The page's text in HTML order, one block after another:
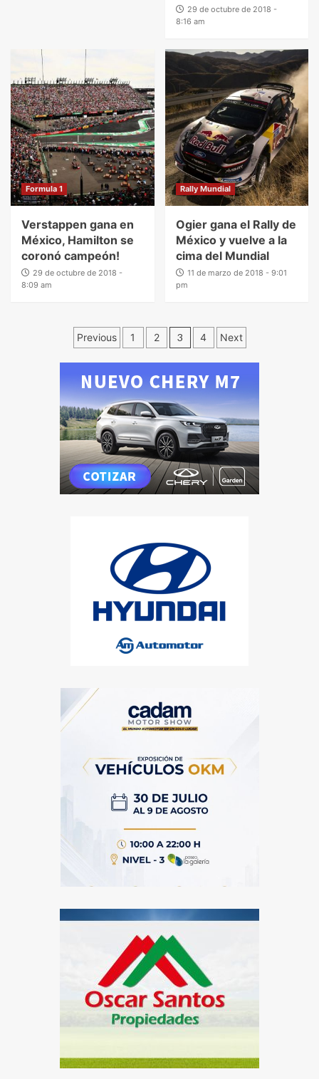
29 de octubre de 2018 -
8:16 am
Formula 1
Verstappen gana en
México, Hamilton se
coronó campeón!
29 de octubre de 2018 -
8:09 am
Rally Mundial
Ogier gana el Rally de
México y vuelve a la
cima del Mundial
11 de marzo de 2018 - 9:01
pm
Previous 1 2 3 4 Next